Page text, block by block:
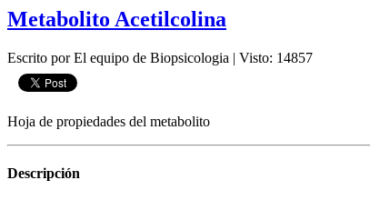
Metabolito Acetilcolina
Escrito por El equipo de Biopsicologia | Visto: 14857
Hoja de propiedades del metabolito
Descripción